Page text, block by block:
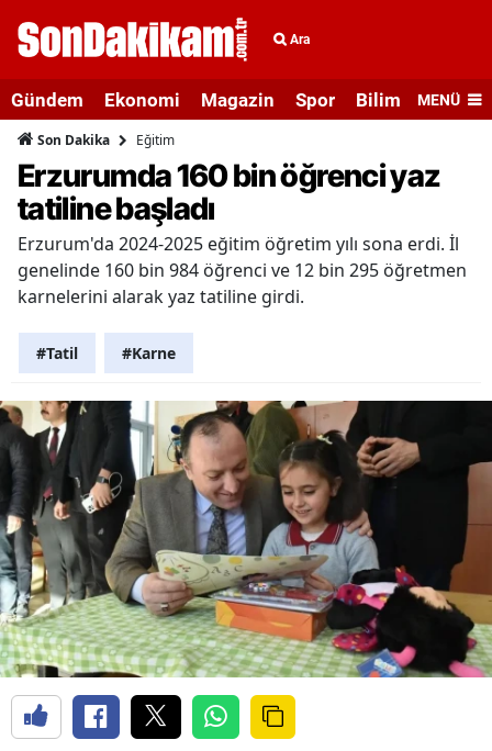
Ara
Gündem Ekonomi Magazin Spor Bilim veMENÜ
Son Dakika Eğitim
Erzurumda 160 bin öğrenci yaz
tatiline başladı
Erzurum'da 2024-2025 eğitim öğretim yılı sona erdi. İl
genelinde 160 bin 984 öğrenci ve 12 bin 295 öğretmen
karnelerini alarak yaz tatiline girdi.
#Tatil #Karne